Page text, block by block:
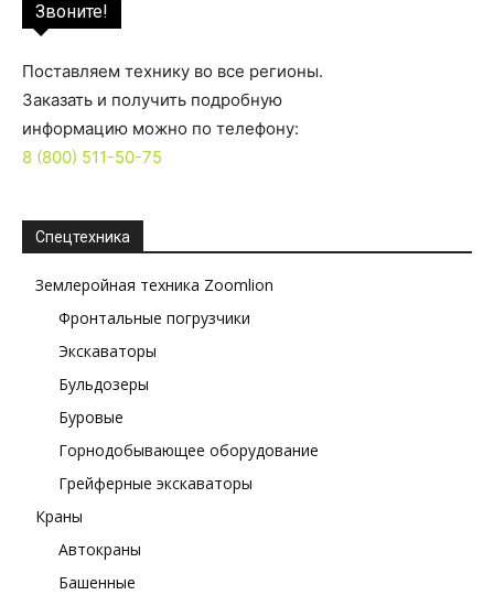
Звоните!
Поставляем технику во все регионы.
Заказать и получить подробную
информацию можно по телефону:
8 (800) 511-50-75
Спецтехника
Землеройная техника Zoomlion
Фронтальные погрузчики
Экскаваторы
Бульдозеры
Буровые
Горнодобывающее оборудование
Грейферные экскаваторы
Краны
Автокраны
Башенные